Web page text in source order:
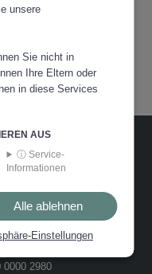
228
0000 2980
unsere
Sie nicht in
Ihre Eltern oder
in diese Services
AUS
ⓘ Service-
Informationen
Alle ablehnen
Einstellungen